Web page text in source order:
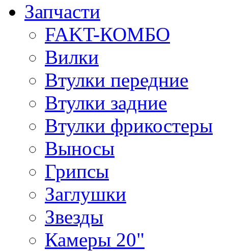
Запчасти
FAKT-КОМБО
Вилки
Втулки передние
Втулки задние
Втулки фрикостеры
Выносы
Грипсы
Заглушки
Звезды
Камеры 20"